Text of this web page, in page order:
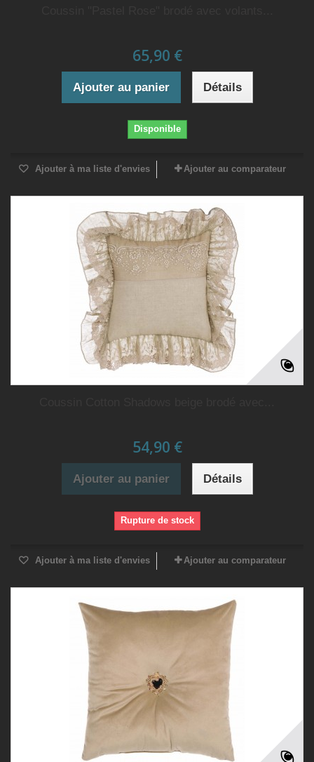
65,90 €
Ajouter au panier Détails
Disponible
Ajouter à ma liste d'envies Ajouter au comparateur
54,90 €
Ajouter au panier Détails
Rupture de stock
Ajouter à ma liste d'envies Ajouter au comparateur